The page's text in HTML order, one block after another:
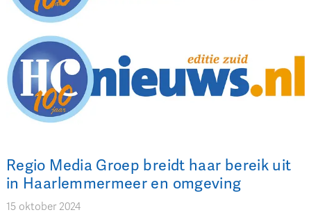
Regio Media Groep breidt haar bereik uit
in Haarlemmermeer en omgeving
15 oktober 2024